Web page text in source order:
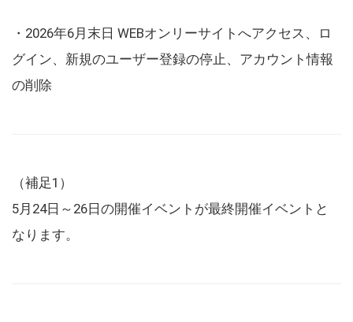
・2026年6月末日 WEBオンリーサイトへアクセス、ロ
グイン、新規のユーザー登録の停止、アカウント情報
の削除
（補足1）
5月24日～26日の開催イベントが最終開催イベントと
なります。